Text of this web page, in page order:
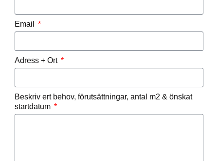
Email
Adress + Ort
Beskriv ert behov, förutsättningar, antal m2 & önskat
startdatum